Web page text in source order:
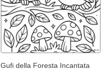
Gufi della Foresta Incantata